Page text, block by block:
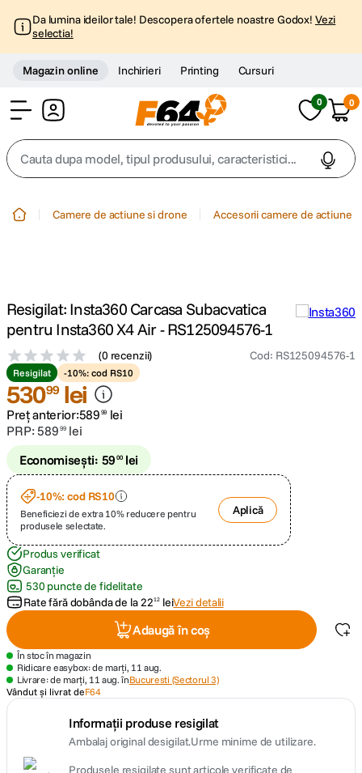
Da lumina ideilor tale! Descopera ofertele noastre Godox! Vezi
selectia!
Magazin online Inchirieri Printing Cursuri
0 0
Cauta dupa model, tipul produsului, caracteristici...
3 trepied telefon
4. peak design
5. canon sx740 hs
6. lavaliera
7. card memorie
8. dji mic mini
9. dji osmo
10 . insta 360
Camere de actiune si drone Accesorii camere de actiune
Resigilat: Insta360 Carcasa Subacvatica
pentru Insta360 X4 Air - RS125094576-1
(0 recenzii) Cod: RS125094576-1
Resigilat -10%: cod RS10
53099 lei
Preț anterior:589 99 lei
PRP:589 99 lei
Economisești: 59 00 lei
-10%: cod RS10
Beneficiezi de extra 10% reducere pentru
produsele selectate.
Aplică
Produs verificat
Garanție
530 puncte de fidelitate
Rate fără dobânda de la2212 leiVezi detalii
Adaugă în coș
În stoc în magazin
Ridicare easybox: de marți, 11 aug.
Livrare: de marți, 11 aug. înBucuresti (Sectorul 3)
Vândut și livrat deF64
Informații produse resigilat
Ambalaj original desigilat.Urme minime de utilizare.
Produsele resigilate sunt articole verificate de